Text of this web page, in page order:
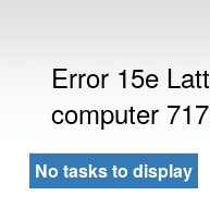
Error 15e
computer
No tasks to display